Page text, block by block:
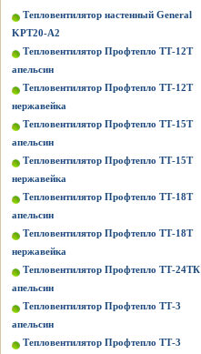
Тепловентилятор настенный General
KPT20-A2
Тепловентилятор Профтепло ТТ-12Т
апельсин
Тепловентилятор Профтепло ТТ-12Т
нержавейка
Тепловентилятор Профтепло ТТ-15Т
апельсин
Тепловентилятор Профтепло ТТ-15Т
нержавейка
Тепловентилятор Профтепло ТТ-18Т
апельсин
Тепловентилятор Профтепло ТТ-18Т
нержавейка
Тепловентилятор Профтепло ТТ-24ТК
апельсин
Тепловентилятор Профтепло ТТ-3
апельсин
Тепловентилятор Профтепло ТТ-3